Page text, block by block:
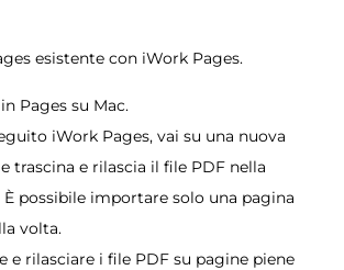
esistente con iWork Pages.
Pages su Mac.
iWork Pages, vai su una nuova
trascina e rilascia il file PDF nella
possibile importare solo una pagina
volta.
e rilasciare i file PDF su pagine piene